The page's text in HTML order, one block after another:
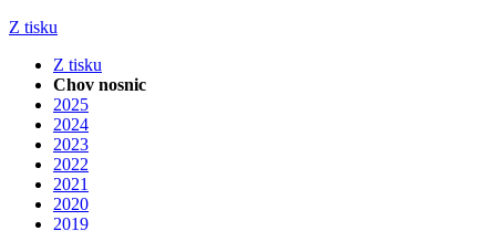
Z tisku
Z tisku
Chov nosnic
2025
2024
2023
2022
2021
2020
2019